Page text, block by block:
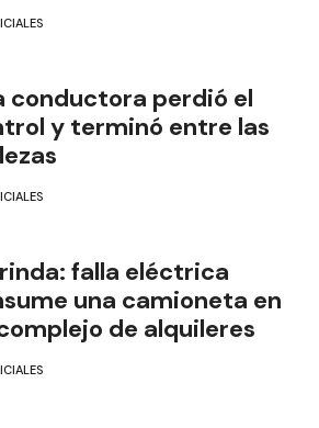
conductora perdió el
y terminó entre las
falla eléctrica
una camioneta en
de alquileres